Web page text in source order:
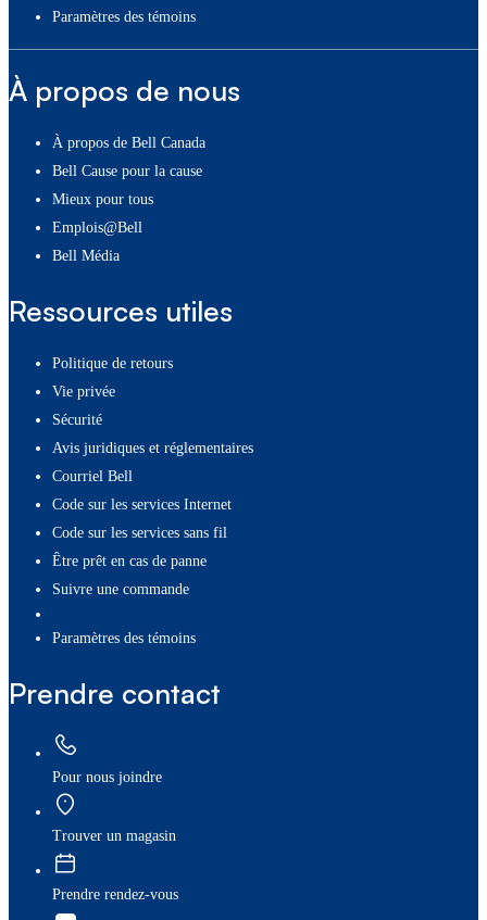
paramètres des témoins
À propos de nous
À propos de Bell Canada
Bell Cause pour la cause
Mieux pour tous
Emplois@Bell
Bell Média
Ressources utiles
Politique de retours
Vie privée
Sécurité
Avis juridiques et réglementaires
Courriel Bell
Code sur les services Internet
Code sur les services sans fil
Être prêt en cas de panne
Suivre une commande
paramètres des témoins
Prendre contact
Pour nous joindre
Trouver un magasin
Prendre rendez-vous